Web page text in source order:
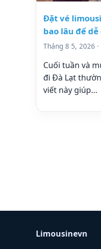
Đặt vé
bao lâu để
Tháng 8 5, 2026 ·
Cuối tuần và
đi Đà Lạt
viết này giúp…
Limousinevn